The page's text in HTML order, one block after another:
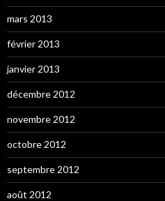
mars 2013
février 2013
janvier 2013
décembre 2012
novembre 2012
octobre 2012
septembre 2012
août 2012